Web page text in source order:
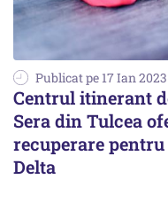
Publicat pe 17 Ian 2023
Centrul itinerant
Sera din Tulcea
recuperare
Delta